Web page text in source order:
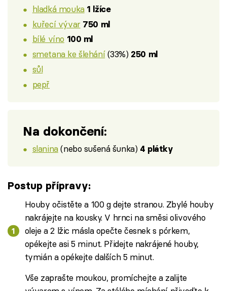
hladká mouka 1 lžíce
kuřecí vývar 750 ml
bílé víno 100 ml
smetana ke šlehání(33%) 250 ml
sůl
pepř
Na dokončení:
slanina(nebo sušená šunka) 4 plátky
Postup přípravy:
Houby očistěte a 100 g dejte stranou. Zbylé houby
nakrájejte na kousky. V hrnci na směsi olivového
oleje a 2 lžic másla opečte česnek s pórkem,
opékejte asi 5 minut. Přidejte nakrájené houby,
tymián a opékejte dalších 5 minut.
Vše zaprašte moukou, promíchejte a zalijte